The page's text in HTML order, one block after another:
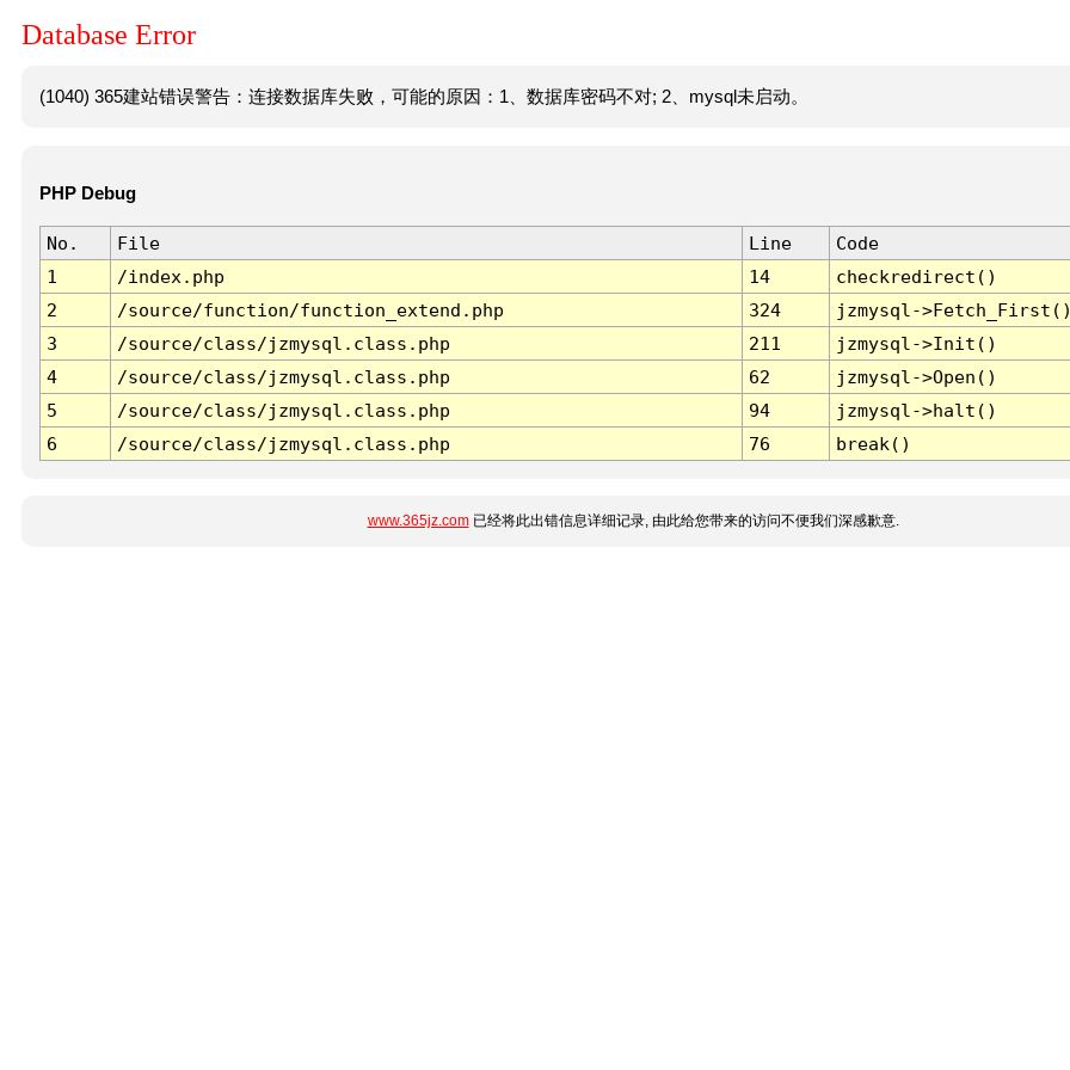
Database Error
(1040) 365建站错误警告：连接数据库失败，可能的原因：1、数据库密码不对; 2、mysql未启动。
PHP Debug
No. File Line
Code
1
/index.php 14
checkredirect()
2
/source/function/function_extend.php 324
jzmysql-
3
/source/class/jzmysql.class.php 211
jzmysql->Init()
4
/source/class/jzmysql.class.php 62
jzmysql->Open()
5
/source/class/jzmysql.class.php 94
jzmysql->halt()
6
/source/class/jzmysql.class.php 76 break()
www.365jz.com已经将此出错信息详细记录, 由此给您带来的访问不便我们深感歉意.